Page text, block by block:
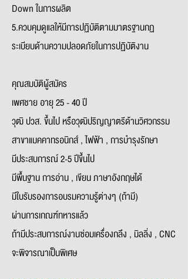
Down ในการผลิต
5.ควบคุมดูแลให้มีการปฏิบัติตามมาตรฐานกฏ
ระเบียบด้านความปลอดภัยในการปฏิบัติงาน
คุณสมบัติผู้สมัคร
เพศชาย อายุ 25 - 40 ปี
วุฒิ ปวส. ขึ้นไป หรือวุฒิปริญญาตรีด้านวิศวกรรม
สาขาแมคคาทรอนิกส์ , ไฟฟ้า , การบำรุงรักษา
มีประสบการณ์ 2-5 ปีขึ้นไป
มีพื้นฐาน การอ่าน , เขียน ภาษาอังกฤษได้
มีใบรับรองการอบรมความรู้ต่างๆ (ถ้ามี)
ผ่านการเกณฑ์ทหารแล้ว
ถ้ามีประสบการณ์งานซ่อมเครื่องกลึง , มิลลิ่ง , CNC
จะพิจารณาเป็นพิเศษ